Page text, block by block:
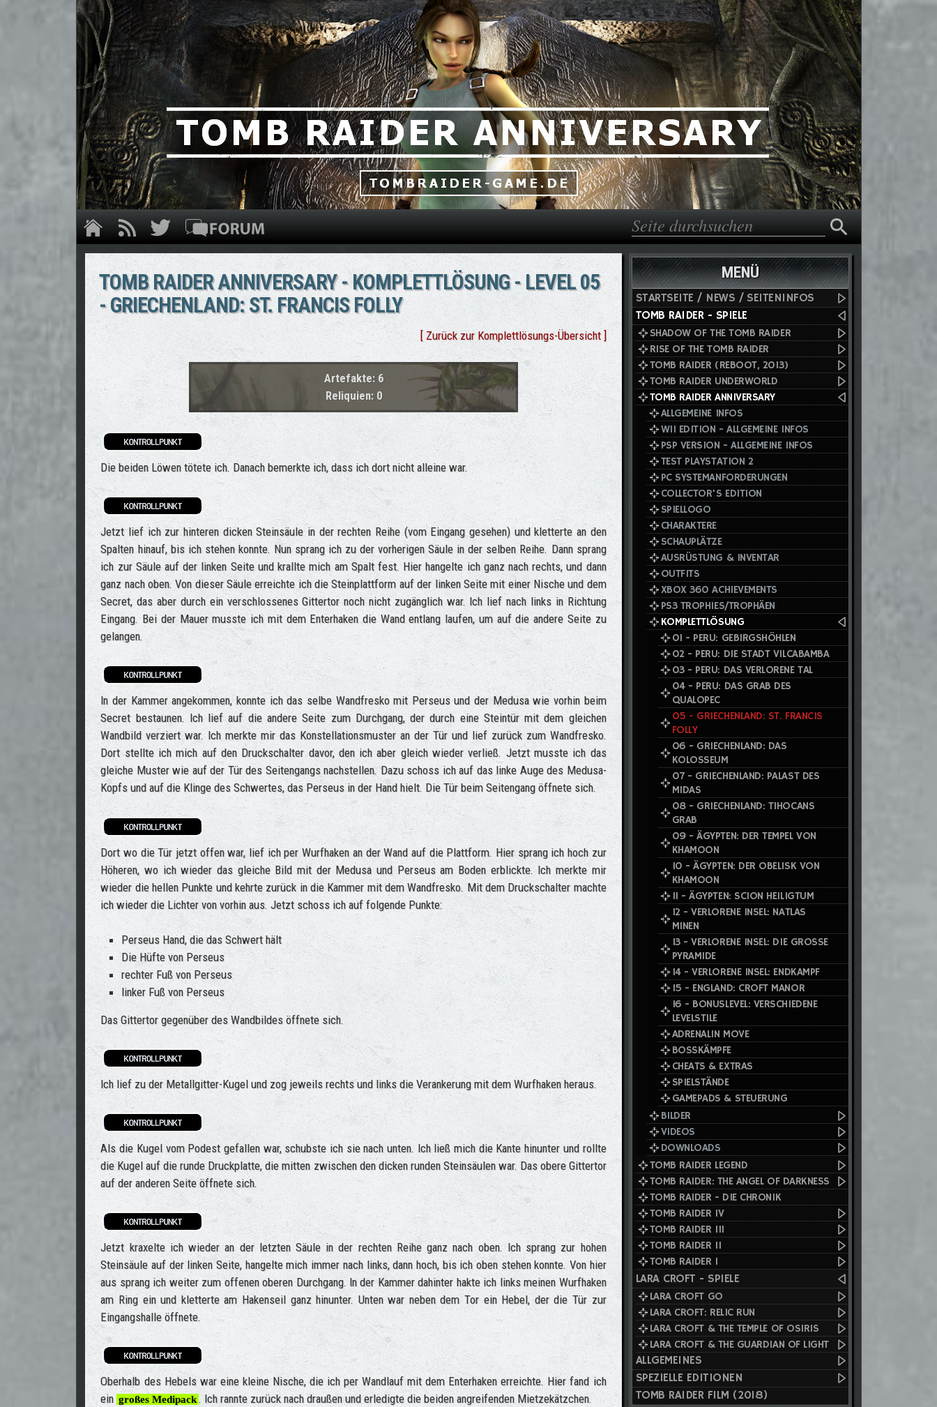
Direkt zum Inhalt
Suchformular
Suche
TOMB RAIDER ANNIVERSARY - KOMPLETTLÖSUNG - LEVEL 05
- GRIECHENLAND: ST. FRANCIS FOLLY
[ Zurück zur Komplettlösungs-Übersicht ]
Artefakte: 6
Reliquien: 0
Die beiden Löwen tötete ich. Danach bemerkte ich, dass ich dort nicht alleine war.
Jetzt lief ich zur hinteren dicken Steinsäule in der rechten Reihe (vom Eingang gesehen) und kletterte an den
Spalten hinauf, bis ich stehen konnte. Nun sprang ich zu der vorherigen Säule in der selben Reihe. Dann sprang
ich zur Säule auf der linken Seite und krallte mich am Spalt fest. Hier hangelte ich ganz nach rechts, und dann
ganz nach oben. Von dieser Säule erreichte ich die Steinplattform auf der linken Seite mit einer Nische und dem
Secret, das aber durch ein verschlossenes Gittertor noch nicht zugänglich war. Ich lief nach links in Richtung
Eingang. Bei der Mauer musste ich mit dem Enterhaken die Wand entlang laufen, um auf die andere Seite zu
gelangen.
In der Kammer angekommen, konnte ich das selbe Wandfresko mit Perseus und der Medusa wie vorhin beim
Secret bestaunen. Ich lief auf die andere Seite zum Durchgang, der durch eine Steintür mit dem gleichen
Wandbild verziert war. Ich merkte mir das Konstellationsmuster an der Tür und lief zurück zum Wandfresko.
Dort stellte ich mich auf den Druckschalter davor, den ich aber gleich wieder verließ. Jetzt musste ich das
gleiche Muster wie auf der Tür des Seitengangs nachstellen. Dazu schoss ich auf das linke Auge des Medusa-
Kopfs und auf die Klinge des Schwertes, das Perseus in der Hand hielt. Die Tür beim Seitengang öffnete sich.
Dort wo die Tür jetzt offen war, lief ich per Wurfhaken an der Wand auf die Plattform. Hier sprang ich hoch zur
Höheren, wo ich wieder das gleiche Bild mit der Medusa und Perseus am Boden erblickte. Ich merkte mir
wieder die hellen Punkte und kehrte zurück in die Kammer mit dem Wandfresko. Mit dem Druckschalter machte
ich wieder die Lichter von vorhin aus. Jetzt schoss ich auf folgende Punkte:
Perseus Hand, die das Schwert hält
Die Hüfte von Perseus
rechter Fuß von Perseus
linker Fuß von Perseus
Das Gittertor gegenüber des Wandbildes öffnete sich.
Ich lief zu der Metallgitter-Kugel und zog jeweils rechts und links die Verankerung mit dem Wurfhaken heraus.
Als die Kugel vom Podest gefallen war, schubste ich sie nach unten. Ich ließ mich die Kante hinunter und rollte
die Kugel auf die runde Druckplatte, die mitten zwischen den dicken runden Steinsäulen war. Das obere Gittertor
auf der anderen Seite öffnete sich.
Jetzt kraxelte ich wieder an der letzten Säule in der rechten Reihe ganz nach oben. Ich sprang zur hohen
Steinsäule auf der linken Seite, hangelte mich immer nach links, dann hoch, bis ich oben stehen konnte. Von hier
aus sprang ich weiter zum offenen oberen Durchgang. In der Kammer dahinter hakte ich links meinen Wurfhaken
am Ring ein und kletterte am Hakenseil ganz hinunter. Unten war neben dem Tor ein Hebel, der die Tür zur
Eingangshalle öffnete.
Oberhalb des Hebels war eine kleine Nische, die ich per Wandlauf mit dem Enterhaken erreichte. Hier fand ich
ein großes Medipack. Ich rannte zurück nach draußen und erledigte die beiden angreifenden Mietzekätzchen.
MENÜ
STARTSEITE / NEWS / SEITENINFOS
TOMB RAIDER - SPIELE
SHADOW OF THE TOMB RAIDER
RISE OF THE TOMB RAIDER
TOMB RAIDER (REBOOT, 2013)
TOMB RAIDER UNDERWORLD
TOMB RAIDER ANNIVERSARY
ALLGEMEINE INFOS
WII EDITION - ALLGEMEINE INFOS
PSP VERSION - ALLGEMEINE INFOS
TEST PLAYSTATION 2
PC SYSTEMANFORDERUNGEN
COLLECTOR'S EDITION
SPIELLOGO
CHARAKTERE
SCHAUPLÄTZE
AUSRÜSTUNG & INVENTAR
OUTFITS
XBOX 360 ACHIEVEMENTS
PS3 TROPHIES/TROPHÄEN
KOMPLETTLÖSUNG
01 - PERU: GEBIRGSHÖHLEN
02 - PERU: DIE STADT VILCABAMBA
03 - PERU: DAS VERLORENE TAL
04 - PERU: DAS GRAB DES
QUALOPEC
05 - GRIECHENLAND: ST. FRANCIS
FOLLY
06 - GRIECHENLAND: DAS
KOLOSSEUM
07 - GRIECHENLAND: PALAST DES
MIDAS
08 - GRIECHENLAND: TIHOCANS
GRAB
09 - ÄGYPTEN: DER TEMPEL VON
KHAMOON
10 - ÄGYPTEN: DER OBELISK VON
KHAMOON
11 - ÄGYPTEN: SCION HEILIGTUM
12 - VERLORENE INSEL: NATLAS
MINEN
13 - VERLORENE INSEL: DIE GROSSE
PYRAMIDE
14 - VERLORENE INSEL: ENDKAMPF
15 - ENGLAND: CROFT MANOR
16 - BONUSLEVEL: VERSCHIEDENE
LEVELSTILE
ADRENALIN MOVE
BOSSKÄMPFE
CHEATS & EXTRAS
SPIELSTÄNDE
GAMEPADS & STEUERUNG
BILDER
VIDEOS
DOWNLOADS
TOMB RAIDER LEGEND
TOMB RAIDER: THE ANGEL OF DARKNESS
TOMB RAIDER - DIE CHRONIK
TOMB RAIDER IV
TOMB RAIDER III
TOMB RAIDER II
TOMB RAIDER I
LARA CROFT - SPIELE
LARA CROFT GO
LARA CROFT: RELIC RUN
LARA CROFT & THE TEMPLE OF OSIRIS
LARA CROFT & THE GUARDIAN OF LIGHT
ALLGEMEINES
SPEZIELLE EDITIONEN
TOMB RAIDER FILM (2018)